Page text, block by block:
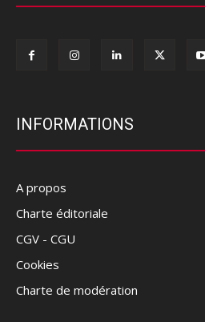
INFORMATIONS
A propos
Charte éditoriale
CGV - CGU
Cookies
Charte de modération